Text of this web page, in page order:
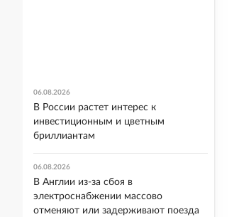
06.08.2026
В России растет интерес к
инвестиционным и цветным
бриллиантам
06.08.2026
В Англии из-за сбоя в
электроснабжении массово
отменяют или задерживают поезда